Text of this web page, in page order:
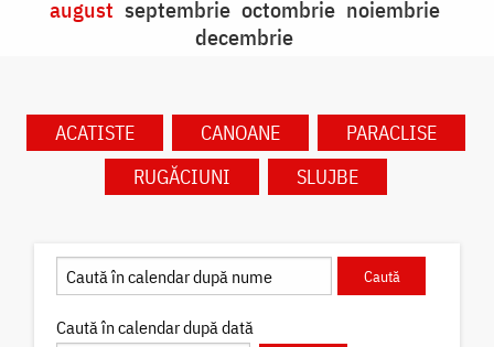
august septembrie octombrie noiembrie
decembrie
ACATISTE CANOANE
PARACLISE
RUGĂCIUNI
SLUJBE
Caută în calendar după dată